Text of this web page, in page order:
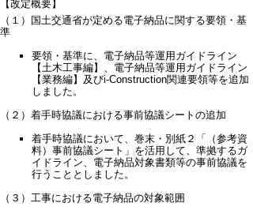
【改定概要】
（１）国土交通省が定める電子納品に関する要領・基
準
要領・基準に、電子納品等運用ガイドライン
【土木工事編】、電子納品等運用ガイドライン
【業務編】及びi-Construction関連要領等を追加
しました。
（２）着手時協議における事前協議シートの追加
着手時協議において、巻末・別紙２「（参考資
料）事前協議シート」を活用して、準拠するガ
イドライン、電子納品対象書類等の事前協議を
行うこととしました。
（３）工事における電子納品の対象範囲